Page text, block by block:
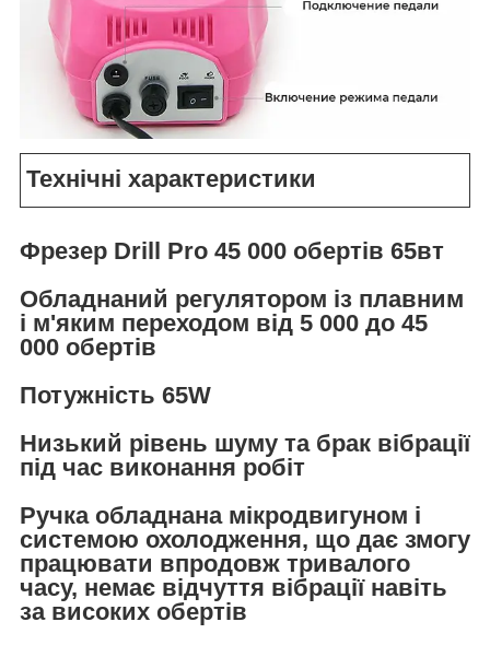
Технічні характеристики
Фрезер Drill Pro 45 000 обертів 65вт
Обладнаний регулятором із плавним
і м'яким переходом від 5 000 до 45
000 обертів
Потужність 65W
Низький рівень шуму та брак вібрації
під час виконання робіт
Ручка обладнана мікродвигуном і
системою охолодження, що дає змогу
працювати впродовж тривалого
часу, немає відчуття вібрації навіть
за високих обертів